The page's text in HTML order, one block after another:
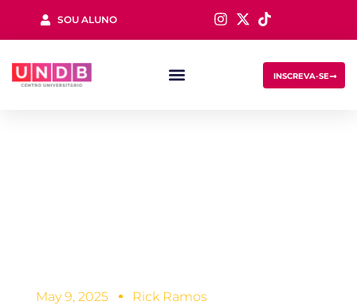
SOU ALUNO
INSCREVA-SE
May 9, 2025 Rick Ramos